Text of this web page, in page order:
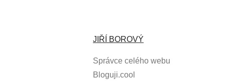
JIŘÍ BOROVÝ
Správce celého webu
Bloguji.cool